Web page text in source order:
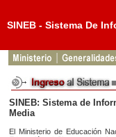
SINEB - Sistema De
SINEB: Sistema de
Media
El Ministerio de Educación